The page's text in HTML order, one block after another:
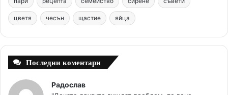
k
s
t
m
цветя чесън щастие яйца
Последни коментари
Радослав